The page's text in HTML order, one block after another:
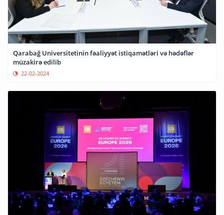
Qarabağ Universitetinin fəaliyyət istiqamətləri və hədəflər
müzakirə edilib
22-02-2024